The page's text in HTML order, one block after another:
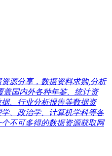
源分享，数据资料求购,分析
盖国内外各种年鉴、统计资
、行业分析报告等数据资
、政治学、计算机学科等各
不可多得的数据资源获取网